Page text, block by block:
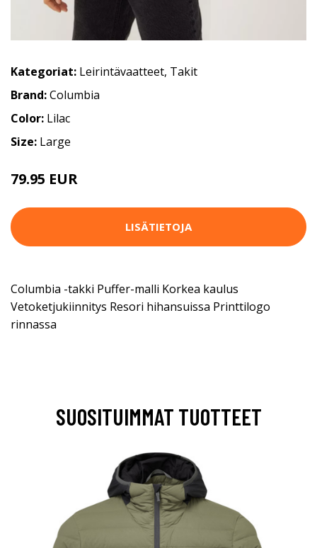
Kategoriat: Leirintävaatteet, Takit
Brand:Columbia
Color: Lilac
Size: Large
79.95 EUR
LISÄTIETOJA
Columbia -takki Puffer-malli Korkea kaulus
Vetoketjukiinnitys Resori hihansuissa Printtilogo
rinnassa
SUOSITUIMMAT TUOTTEET